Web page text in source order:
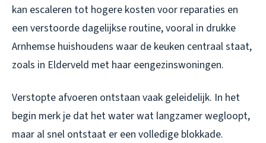
kan escaleren tot hogere kosten voor reparaties en
een verstoorde dagelijkse routine, vooral in drukke
Arnhemse huishoudens waar de keuken centraal staat,
zoals in Elderveld met haar eengezinswoningen.
Verstopte afvoeren ontstaan vaak geleidelijk. In het
begin merk je dat het water wat langzamer wegloopt,
maar al snel ontstaat er een volledige blokkade.